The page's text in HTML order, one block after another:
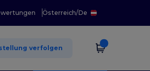
Österreich/De
verfolgen